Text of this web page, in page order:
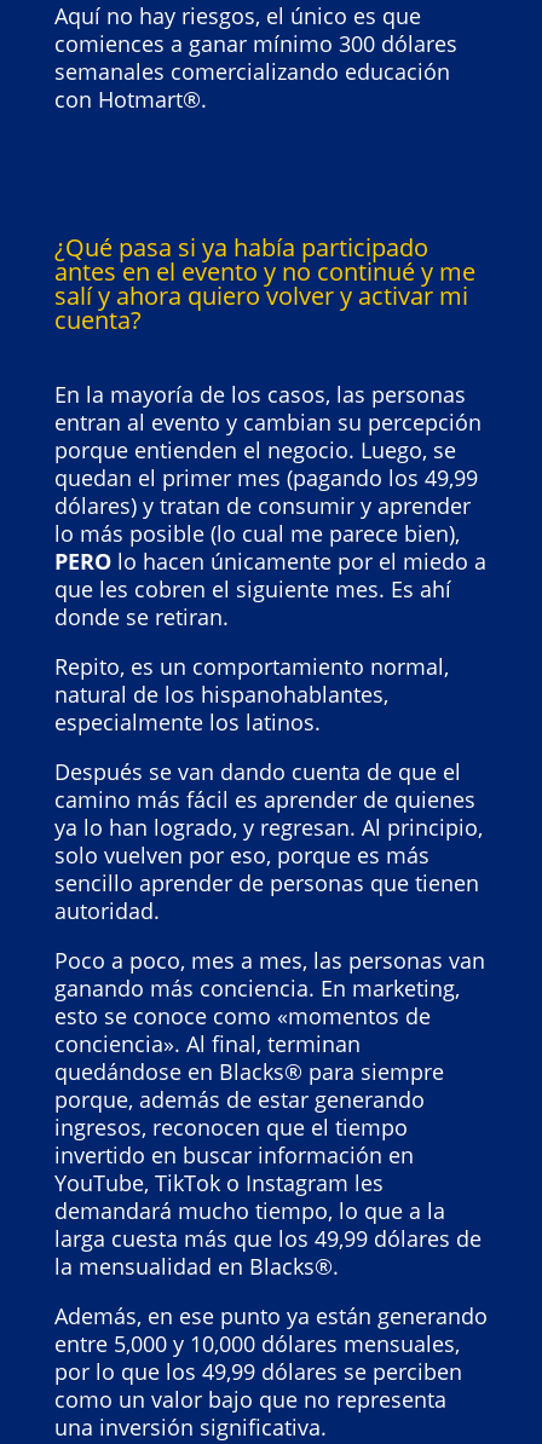
Aquí no hay riesgos, el único es que
comiences a ganar mínimo 300 dólares
semanales comercializando educación
con Hotmart®.
¿Qué pasa si ya había participado
antes en el evento y no continué y me
salí y ahora quiero volver y activar mi
cuenta?
En la mayoría de los casos, las personas
entran al evento y cambian su percepción
porque entienden el negocio. Luego, se
quedan el primer mes (pagando los 49,99
dólares) y tratan de consumir y aprender
lo más posible (lo cual me parece bien),
PEROlo hacen únicamente por el miedo a
que les cobren el siguiente mes. Es ahí
donde se retiran.
Repito, es un comportamiento normal,
natural de los hispanohablantes,
especialmente los latinos.
Después se van dando cuenta de que el
camino más fácil es aprender de quienes
ya lo han logrado, y regresan. Al principio,
solo vuelven por eso, porque es más
sencillo aprender de personas que tienen
autoridad.
Poco a poco, mes a mes, las personas van
ganando más conciencia. En marketing,
esto se conoce como «momentos de
conciencia». Al final, terminan
quedándose en Blacks® para siempre
porque, además de estar generando
ingresos, reconocen que el tiempo
invertido en buscar información en
YouTube, TikTok o Instagram les
demandará mucho tiempo, lo que a la
larga cuesta más que los 49,99 dólares de
la mensualidad en Blacks®.
Además, en ese punto ya están generando
entre 5,000 y 10,000 dólares mensuales,
por lo que los 49,99 dólares se perciben
como un valor bajo que no representa
una inversión significativa.